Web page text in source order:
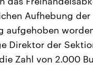
Aufhebung
aufgehoben
Direktor der
Zahl von 2.000